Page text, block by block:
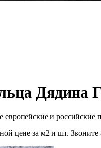
Дядина
и российские
цене за м2 и шт.